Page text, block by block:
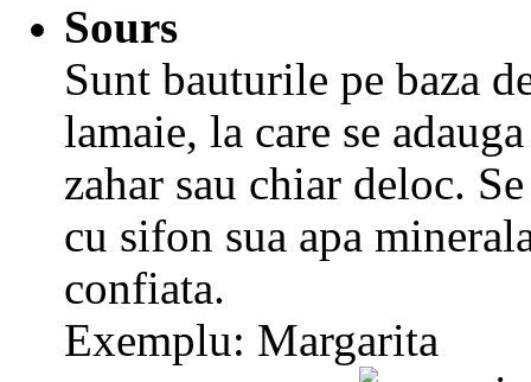
Sours
Sunt bauturile pe baza
lamaie, la care se
zahar sau chiar deloc.
cu sifon sua apa
confiata.
Exemplu: Margarita